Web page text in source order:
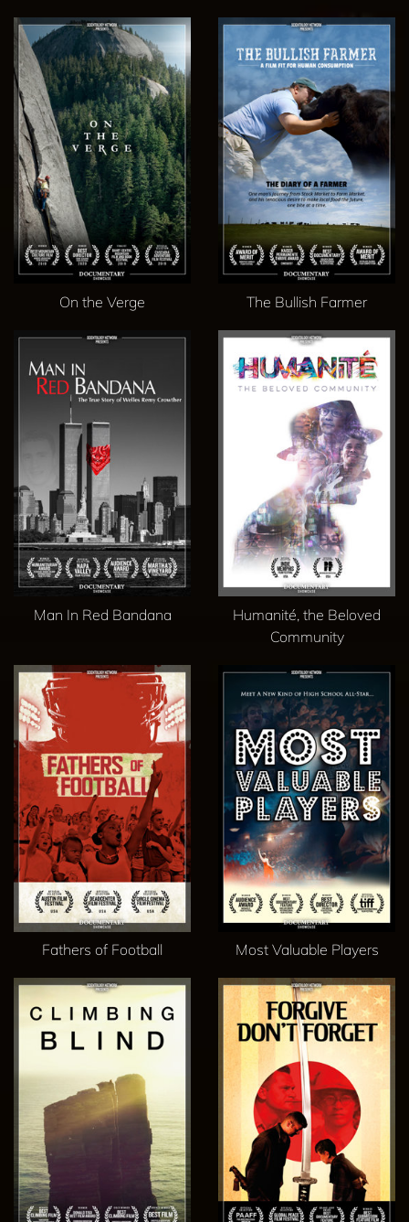
On the Verge The Bullish Farmer
Man In Red Bandana
Humanité, the Beloved
Community
Fathers of Football Most Valuable Players